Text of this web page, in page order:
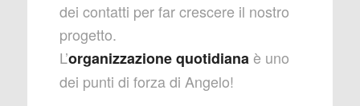
dei contatti per far crescere il nostro
progetto.
L’organizzazione quotidianaè uno
dei punti di forza di Angelo!